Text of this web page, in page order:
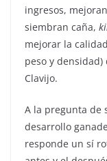
ingresos,
siembran caña,
mejorar la
peso y densidad)
Clavijo.
A la pregunta de
desarrollo
responde un sí